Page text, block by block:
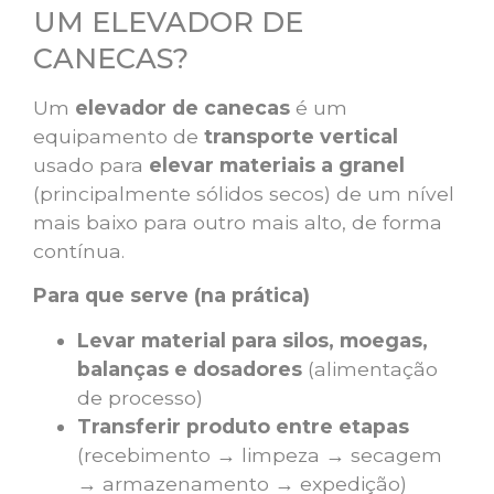
UM ELEVADOR DE
CANECAS?
Um elevador de canecas é um
equipamento de transporte vertical
usado para elevar materiais a granel
(principalmente sólidos secos) de um nível
mais baixo para outro mais alto, de forma
contínua.
Para que serve (na prática)
Levar material para silos, moegas,
balanças e dosadores (alimentação
de processo)
Transferir produto entre etapas
(recebimento → limpeza → secagem
→ armazenamento → expedição)